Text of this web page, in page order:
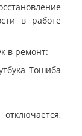
в работе
в ремонт:
Тошиба